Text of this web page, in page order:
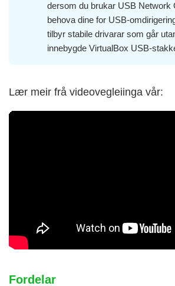
dersom du brukar USB Network
behova dine for USB-
tilbyr stabile drivarar som går
innebygde VirtualBox USB-
Lær meir frå videovegleiinga vår:
Fordelar